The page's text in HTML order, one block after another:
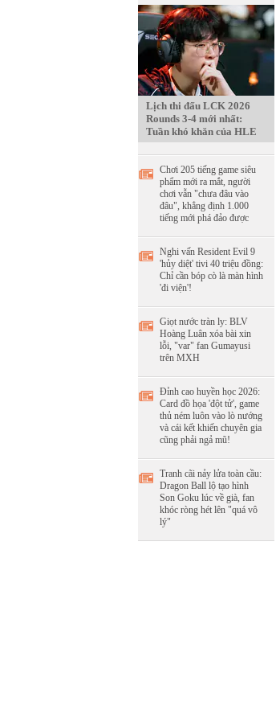
Lịch thi đấu LCK 2026
Rounds 3-4 mới nhất:
Tuần khó khăn của HLE
Chơi 205 tiếng game siêu
phẩm mới ra mắt, người
chơi vẫn "chưa đâu vào
đâu", khẳng định 1.000
tiếng mới phá đảo được
Nghi vấn Resident Evil 9
'hủy diệt' tivi 40 triệu đồng:
Chỉ cần bóp cò là màn hình
'đi viện'!
Giọt nước tràn ly: BLV
Hoàng Luân xóa bài xin
lỗi, "var" fan Gumayusi
trên MXH
Đỉnh cao huyền học 2026:
Card đồ họa 'đột tử', game
thủ ném luôn vào lò nướng
và cái kết khiến chuyên gia
cũng phải ngả mũ!
Tranh cãi nảy lửa toàn cầu:
Dragon Ball lộ tạo hình
Son Goku lúc về già, fan
khóc ròng hét lên "quá vô
lý"